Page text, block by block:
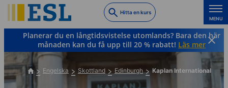
to
main
content
Hitta en kurs
MENU
Planerar du en långtidsvistelse utomlands? Bara den här
månaden kan du få upp till 20 % rabatt! Läs mer
Engelska Skottland Edinburgh Kaplan International